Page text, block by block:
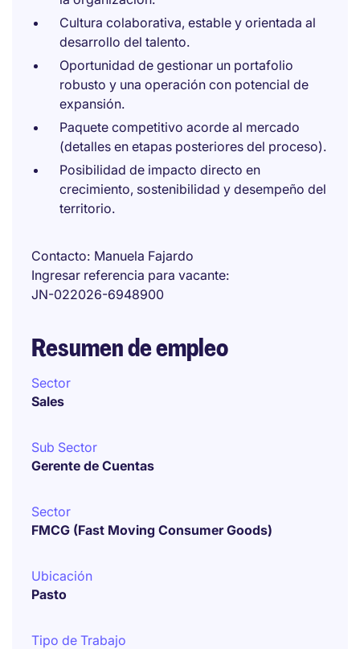
Cultura colaborativa, estable y orientada al
desarrollo del talento.
Oportunidad de gestionar un portafolio
robusto y una operación con potencial de
expansión.
Paquete competitivo acorde al mercado
(detalles en etapas posteriores del proceso).
Posibilidad de impacto directo en
crecimiento, sostenibilidad y desempeño del
territorio.
Contacto Manuela Fajardo
Ingresar referencia para vacante
JN-022026-6948900
Resumen de empleo
Sector
Sales
Sub Sector
Gerente de Cuentas
Sector
FMCG (Fast Moving Consumer Goods)
Ubicación
Pasto
Tipo de Trabajo